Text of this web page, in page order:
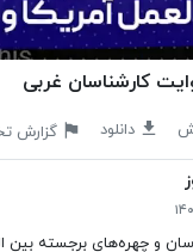
کارشناسان غربی
دانلود گزارش